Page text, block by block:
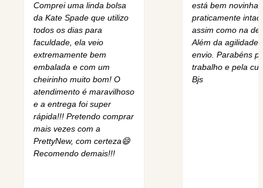
Comprei uma linda bolsa
da Kate Spade que utilizo
todos os dias para
faculdade, ela veio
extremamente bem
embalada e com um
cheirinho muito bom! O
atendimento é maravilhoso
e a entrega foi super
rápida!!! Pretendo comprar
mais vezes com a
PrettyNew, com certeza😄
Recomendo demais!!!
está bem novinha,
praticamente
assim como na
Além da agilidade
envio. Parabéns
trabalho e pela
Bjs